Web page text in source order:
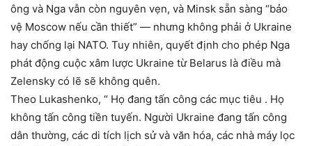
ông và Nga vẫn còn nguyên vẹn, và Minsk sẵn sàng “bảo
vệ Moscow nếu cần thiết” — nhưng không phải ở Ukraine
hay chống lại NATO. Tuy nhiên, quyết định cho phép Nga
phát động cuộc xâm lược Ukraine từ Belarus là điều mà
Zelensky có lẽ sẽ không quên.
Theo Lukashenko, “ Họ đang tấn công các mục tiêu . Họ
không tấn công tiền tuyến. Người Ukraine đang tấn công
dân thường, các di tích lịch sử và văn hóa, các nhà máy lọc